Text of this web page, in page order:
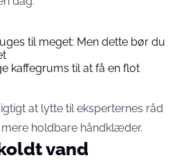
til meget: Men dette bør du
kaffegrums til at få en flot
at lytte til eksperternes råd
holdbare håndklæder.
vand